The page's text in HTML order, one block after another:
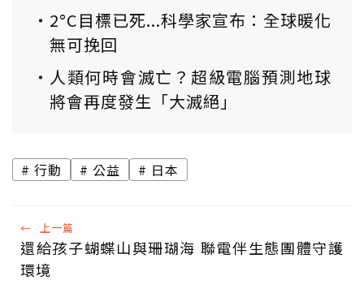
2°C目標已死...科學家宣布：全球暖化
無可挽回
人類何時會滅亡？超級電腦預測地球
將會再度發生「大滅絕」
行動 公益 日本
← 上一篇
還給孩子蝴蝶山與珊瑚海 聯電伴生態團體守護
環境